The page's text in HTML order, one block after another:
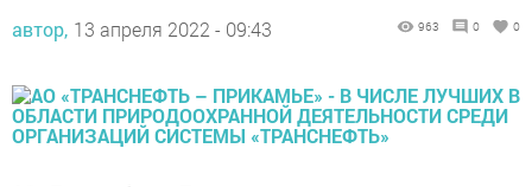
автор, 13 апреля 2022 - 09:43 963 0 0